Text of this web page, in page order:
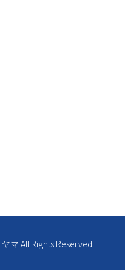
マ All Rights Reserved.